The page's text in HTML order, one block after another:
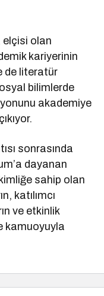
elçisi olan
kariyerinin
de literatür
bilimlerde
akademiye
sonrasında
dayanan
sahip olan
katılımcı
ve etkinlik
kamuoyuyla